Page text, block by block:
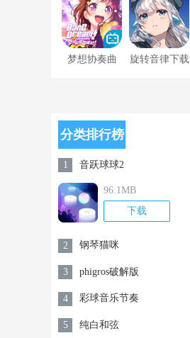
梦想协奏曲 旋转音律下载
分类排行榜
1 音跃球球2
96.1MB
下载
2 钢琴猫咪
3 phigros破解版
4 彩球音乐节奏
5 纯白和弦